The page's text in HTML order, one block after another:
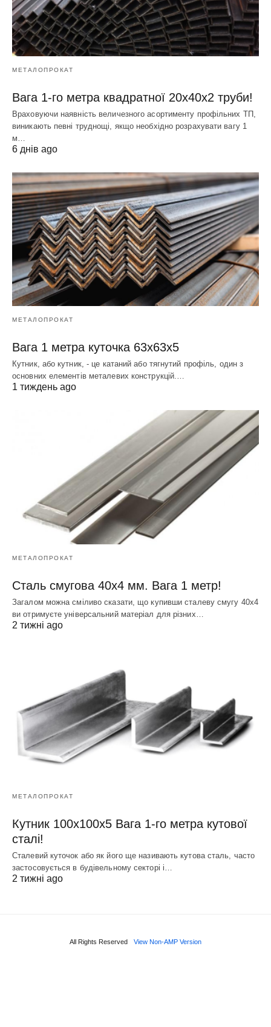
МЕТАЛОПРОКАТ
Вага 1-го метра квадратної 20х40х2 труби!
Враховуючи наявність величезного асортименту профільних ТП,
виникають певні труднощі, якщо необхідно розрахувати вагу 1
м…
6 днів ago
МЕТАЛОПРОКАТ
Вага 1 метра куточка 63х63х5
Кутник, або кутник, - це катаний або тягнутий профіль, один з
основних елементів металевих конструкцій.…
1 тиждень ago
МЕТАЛОПРОКАТ
Сталь смугова 40х4 мм. Вага 1 метр!
Загалом можна сміливо сказати, що купивши сталеву смугу 40х4
ви отримуєте універсальний матеріал для різних…
2 тижні ago
МЕТАЛОПРОКАТ
Кутник 100х100х5 Вага 1-го метра кутової
сталі!
Сталевий куточок або як його ще називають кутова сталь, часто
застосовується в будівельному секторі і…
2 тижні ago
All Rights Reserved View Non-AMP Version